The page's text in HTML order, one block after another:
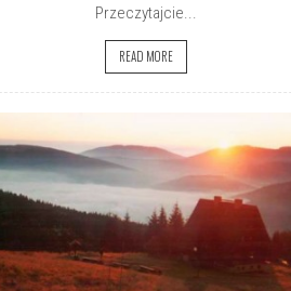
Przeczytajcie...
READ MORE